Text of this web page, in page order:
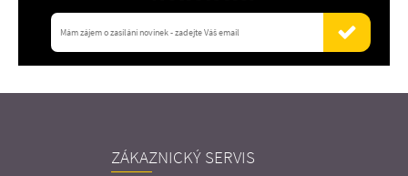
ZÁKAZNICKÝ SERVIS